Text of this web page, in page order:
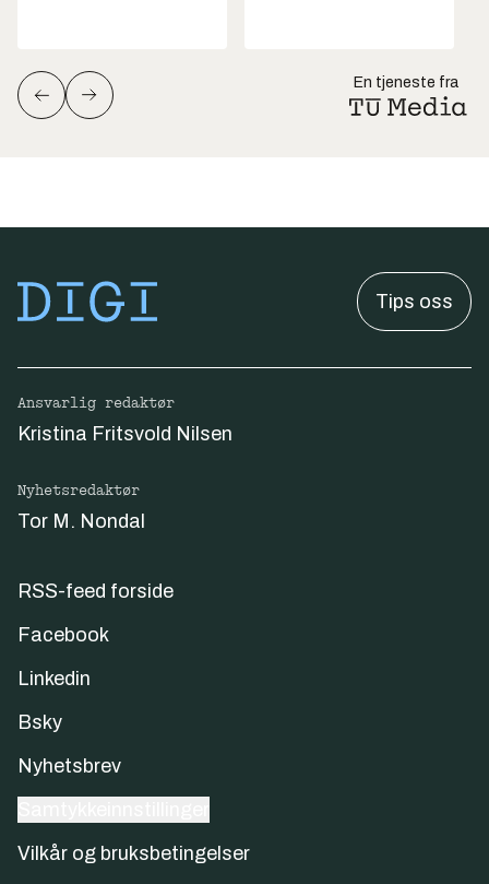
En tjeneste fra
Tips oss
Ansvarlig redaktør
Kristina Fritsvold Nilsen
Nyhetsredaktør
Tor M. Nondal
RSS-feed forside
Facebook
Linkedin
Bsky
Nyhetsbrev
Vilkår og bruksbetingelser